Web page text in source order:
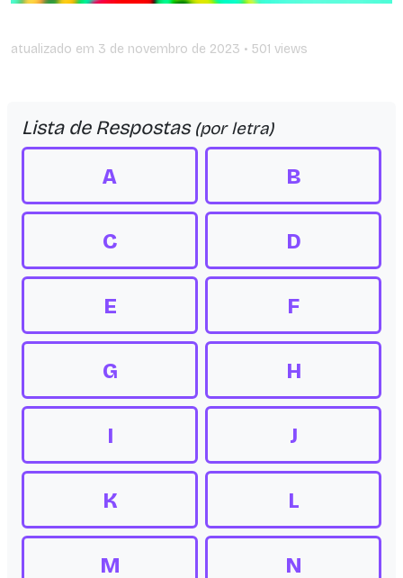
atualizado em 3 de novembro de 2023 • 501 views
Lista de Respostas (por letra)
A B
C D
E F
G H
I J
K L
M N